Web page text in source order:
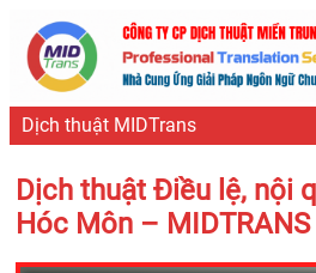
Dịch thuật MIDTrans
Dịch thuật Điều lệ, nội
Hóc Môn – MIDTRANS